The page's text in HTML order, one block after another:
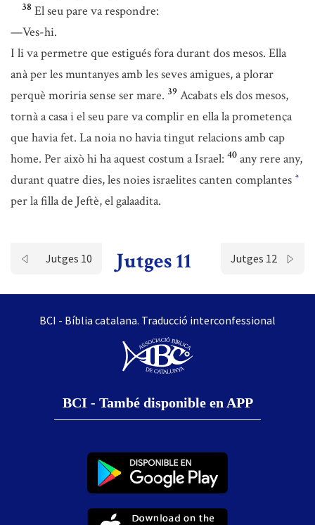
38 El seu pare va respondre:
—Ves-hi.
I li va permetre que estigués fora durant dos mesos. Ella
anà per les muntanyes amb les seves amigues, a plorar
perquè moriria sense ser mare. 39 Acabats els dos mesos,
tornà a casa i el seu pare va complir en ella la prometença
que havia fet. La noia no havia tingut relacions amb cap
home. Per això hi ha aquest costum a Israel: 40 any rere any,
durant quatre dies, les noies israelites canten complantes *
per la filla de Jeftè, el galaadita.
Jutges 10 Jutges 11 Jutges 12
BCI - Bíblia catalana. Traducció interconfessional
BCI - També disponible en APP